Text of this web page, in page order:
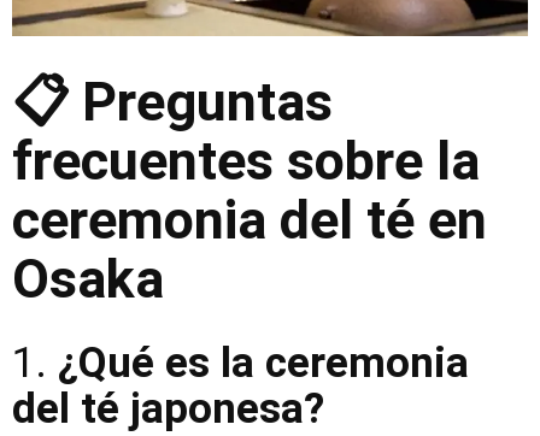
📋 Preguntas
frecuentes sobre la
ceremonia del té en
Osaka
1. ¿Qué es la ceremonia
del té japonesa?